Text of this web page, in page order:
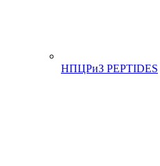
НПЦРиЗ PEPTIDES